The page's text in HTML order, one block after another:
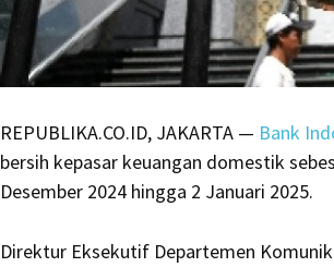
REPUBLIKA.CO.ID, JAKARTA — Bank
bersih kepasar keuangan domestik
Desember 2024 hingga 2 Januari 2025.
Direktur Eksekutif Departemen